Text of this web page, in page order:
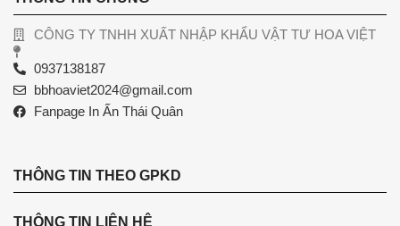
CÔNG TY TNHH XUẤT NHẬP KHẨU VẬT TƯ HOA VIỆT
0937138187
bbhoaviet2024@gmail.com
Fanpage In Ấn Thái Quân
THÔNG TIN THEO GPKD
THÔNG TIN LIÊN HỆ